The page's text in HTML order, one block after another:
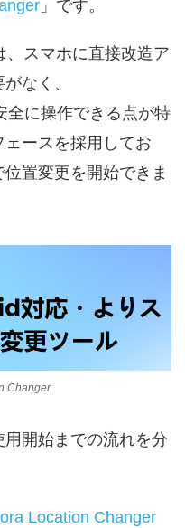
」です。
、スマホに直接改造ア
なく、
全に操作できる点が特
ースを採用してお
置変更を開始できま
Changer
開始までの流れを分
Location Changer